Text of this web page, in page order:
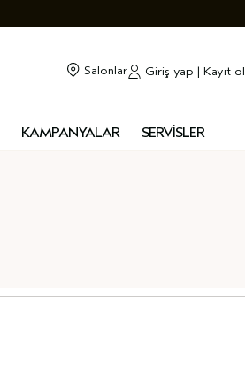
Salonlar Giriş yap | Kayıt ol
KAMPANYALAR SERVİSLER